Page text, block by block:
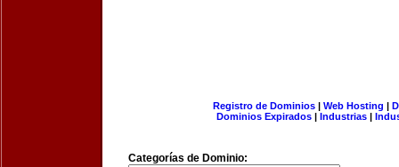
Registro de Dominios| Web Hosting |
Dominios Expirados | Industrias |
Categorías de Dominio: